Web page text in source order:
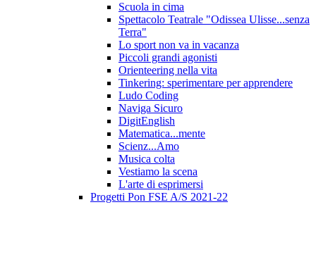
Scuola in cima
Spettacolo Teatrale "Odissea Ulisse...senza
Terra"
Lo sport non va in vacanza
Piccoli grandi agonisti
Orienteering nella vita
Tinkering: sperimentare per apprendere
Ludo Coding
Naviga Sicuro
DigitEnglish
Matematica...mente
Scienz...Amo
Musica colta
Vestiamo la scena
L'arte di esprimersi
Progetti Pon FSE A/S 2021-22